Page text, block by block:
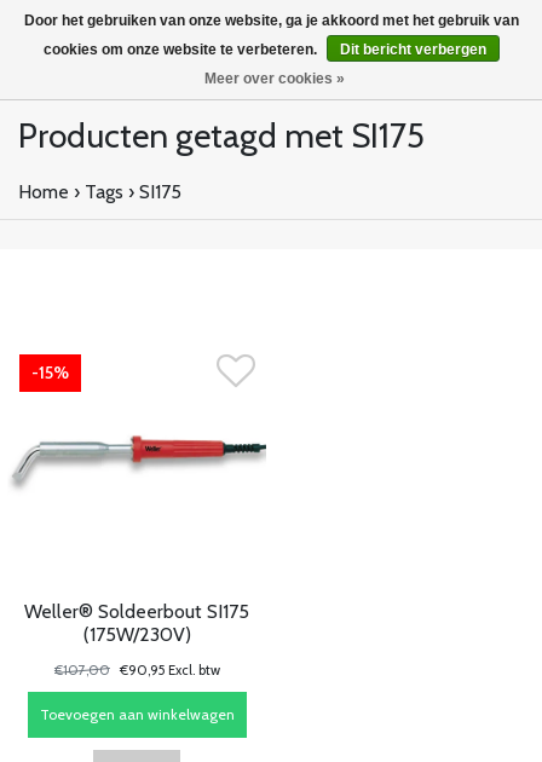
Producten getagd met SI175
Home › Tags › SI175
-15%
Weller® Soldeerbout SI175
(175W/230V)
€107,00 €90,95 Excl. btw
Toevoegen aan winkelwagen
Door het gebruiken van onze website, ga je akkoord met het gebruik van
cookies om onze website te verbeteren.
Dit bericht verbergen
Meer over cookies »